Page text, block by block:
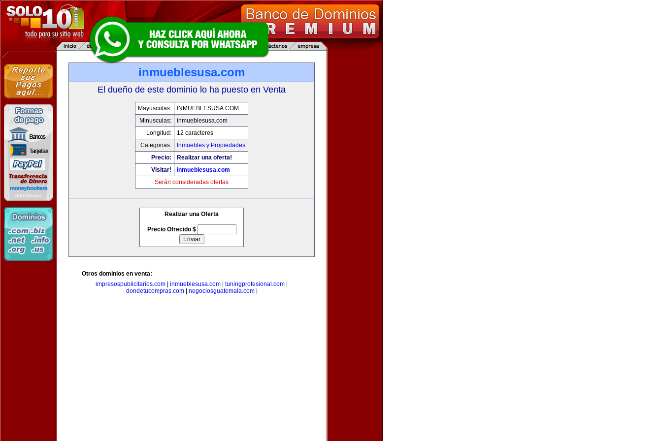
inmueblesusa.com
El dueño de este dominio lo ha puesto en Venta
Mayusculas:
INMUEBLESUSA.COM
Minusculas:
inmueblesusa.com
Longitud:
12 caracteres
Categorias:
Inmuebles y Propiedades
Precio:
Realizar una oferta!
Visitar!
inmueblesusa.com
Serán consideradas ofertas
Realizar una Oferta
Precio Ofrecido $
Otros dominios en venta:
impresospublicitarios.com
inmueblesusa.com tuningprofesional.com
dondetucompras.com| negociosguatemala.com|